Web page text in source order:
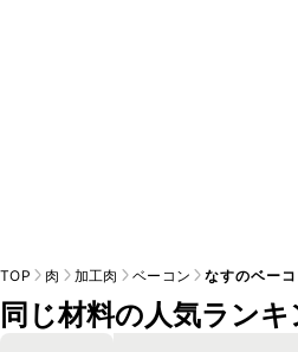
TOP 肉 加工肉 ベーコン なすのベー
同じ材料の人気ラン